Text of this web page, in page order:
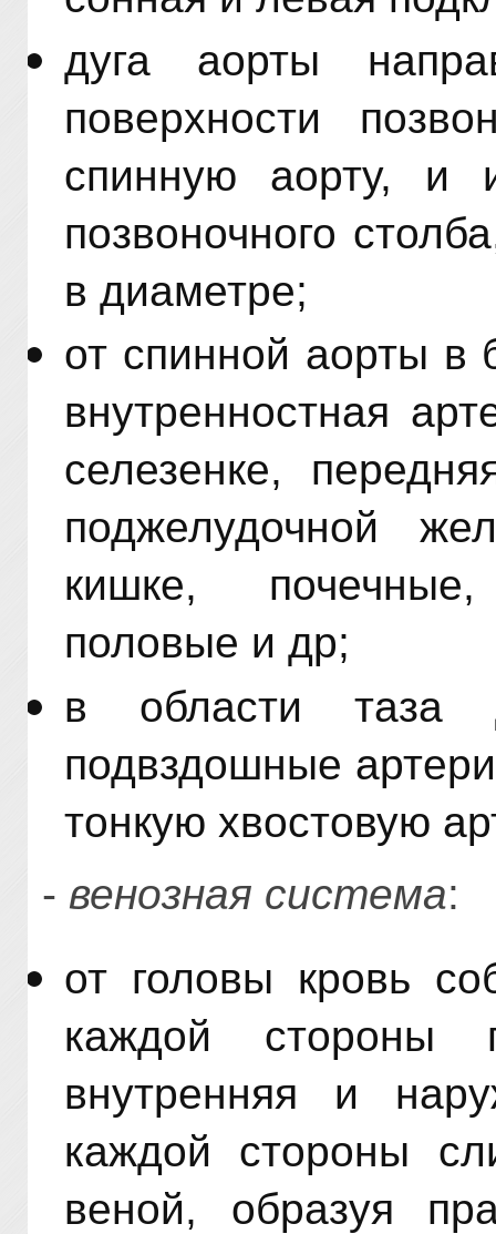
дуга аорты
поверхности
спинную аорту, и
позвоночного
в диаметре;
от спинной аорты в
внутренностная
селезенке,
поджелудочной
кишке,
половые и др;
в области
подвздошные
тонкую хвостовую
- венозная система:
от головы кровь
каждой
внутренняя и
каждой стороны
веной, образуя